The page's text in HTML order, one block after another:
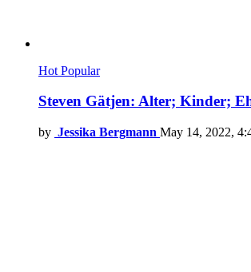
Hot Popular
Steven Gätjen: Alter; Kinder;
by Jessika Bergmann May 14, 2022,